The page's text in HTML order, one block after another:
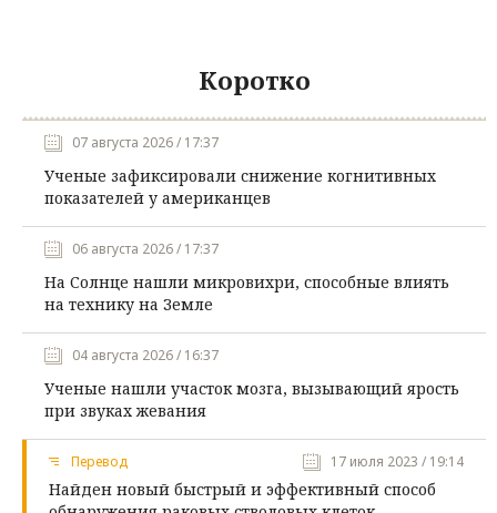
Коротко
07 августа 2026 / 17:37
Ученые зафиксировали снижение когнитивных
показателей у американцев
06 августа 2026 / 17:37
На Солнце нашли микровихри, способные влиять
на технику на Земле
04 августа 2026 / 16:37
Ученые нашли участок мозга, вызывающий ярость
при звуках жевания
Перевод 17 июля 2023 / 19:14
Найден новый быстрый и эффективный способ